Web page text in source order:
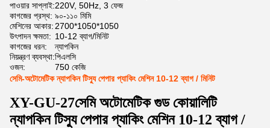
পাওয়ার সাপ্লাই:220V, 50Hz, 3 ফেজ
কাগজের প্রস্থ: ৯০-১১০ মিমি
মেশিনের আকার: 2700*1050*1050
উৎপাদন ক্ষমতা: 10-12 ব্যাগ/মিনিট
কাগজের ধরন:
ন্যাপকিন
নিয়ন্ত্রণ ব্যবস্থা:পিএলসি
ওজন:
750 কেজি
সেমি-অটোমেটিক ন্যাপকিন টিস্যু পেপার প্যাকিং মেশিন 10-12 ব্যাগ / মিনিট
XY-GU-27সেমি অটোমেটিক গুড কোয়ালিটি
ন্যাপকিন টিস্যু পেপার প্যাকিং মেশিন 10-12 ব্যাগ /